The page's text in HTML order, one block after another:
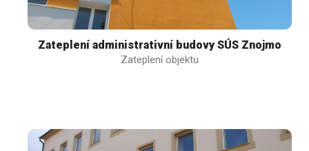
Zateplení administrativní budovy SÚS Znojmo
Zateplení objektu